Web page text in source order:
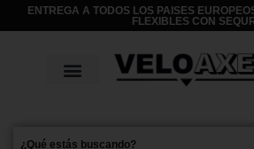
ENTREGA A TODOS LOS PAISES
FLEXIBLES CON